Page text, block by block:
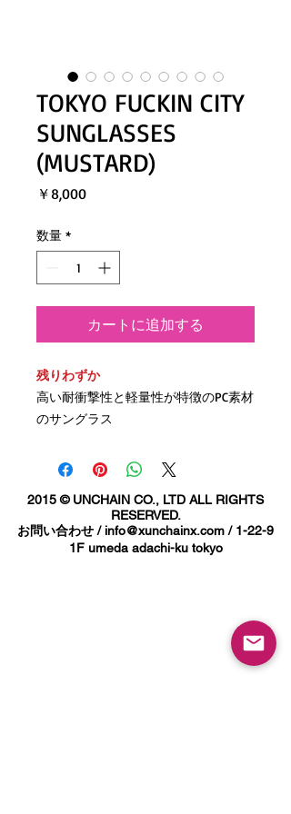
TOKYO FUCKIN CITY
SUNGLASSES
(MUSTARD)
￥8,000価
数量 *
カートに追加する
残りわずか
高い耐衝撃性と軽量性が特徴のPC素材
のサングラス
CITYの文字と
がポイント。
2015 © UNCHAIN CO., LTD ALL RIGHTS
RESERVED.
お問い合わせ / info@xunchainx.com/ 1-22-9
1F umeda adachi-ku tokyo